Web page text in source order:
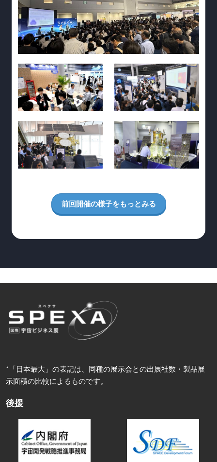
前回開催の様子をもっとみる
*「日本最大」の表記は、同種の展示会との出展社数・製品展
示面積の比較によるものです。
後援